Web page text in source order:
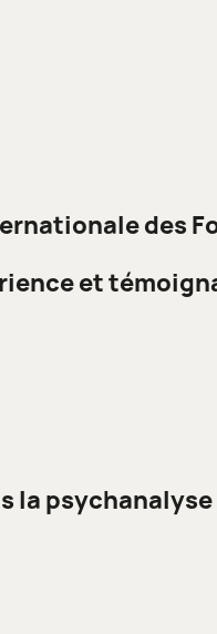
des
et
la psychanalyse